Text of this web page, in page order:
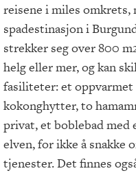
reisene i miles
spadestinasjon i
strekker seg over 800
helg eller mer, og kan
fasiliteter: et oppvarmet
kokonghytter, to
privat, et boblebad med
elven, for ikke å snakke
tjenester. Det finnes